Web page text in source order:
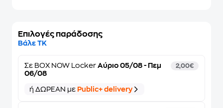
Επιλογές παράδοσης
Βάλε ΤΚ
Σε BOX NOW Locker Αύριο 05/08 - Πεμ
06/08
2,00€
ή ΔΩΡΕΑΝ με Public+ delivery